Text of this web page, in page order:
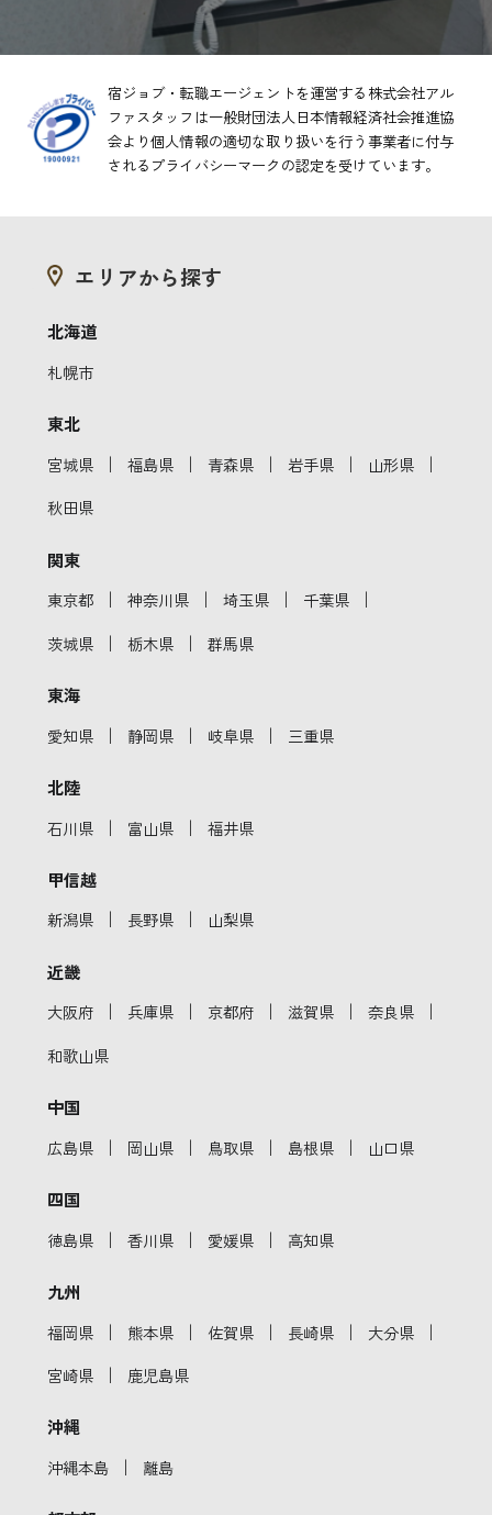
宿ジョブ・転職エージェントを運営する株式会社アル
ファスタッフは一般財団法人日本情報経済社会推進協
会より個人情報の適切な取り扱いを行う事業者に付与
されるプライバシーマークの認定を受けています。
エリアから探す
北海道
札幌市
東北
宮城県 ｜ 福島県 ｜ 青森県 ｜ 岩手県 ｜ 山形県 ｜
秋田県
関東
東京都 ｜ 神奈川県 ｜ 埼玉県 ｜ 千葉県 ｜
茨城県 ｜ 栃木県 ｜ 群馬県
東海
愛知県 ｜ 静岡県 ｜ 岐阜県 ｜ 三重県
北陸
石川県 ｜ 富山県 ｜ 福井県
甲信越
新潟県 ｜ 長野県 ｜ 山梨県
近畿
大阪府 ｜ 兵庫県 ｜ 京都府 ｜ 滋賀県 ｜ 奈良県 ｜
和歌山県
中国
広島県 ｜ 岡山県 ｜ 鳥取県 ｜ 島根県 ｜ 山口県
四国
徳島県 ｜ 香川県 ｜ 愛媛県 ｜ 高知県
九州
福岡県 ｜ 熊本県 ｜ 佐賀県 ｜ 長崎県 ｜ 大分県 ｜
宮崎県 ｜ 鹿児島県
沖縄
沖縄本島 ｜ 離島